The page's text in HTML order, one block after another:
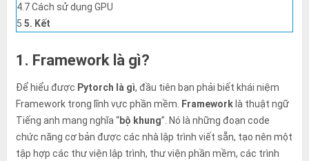
4.7Cách sử dụng GPU
5 5. Kết
1. Framework là gì?
Để hiểu được Pytorch là gì, đầu tiên bạn phải biết khái niệm
Framework trong lĩnh vực phần mềm.
Frameworklà thuật ngữ
Tiếng anh mang nghĩa “bộ khung”. Nó là những đoạn code
chức năng cơ bản được các nhà lập trình viết sẵn, tạo nên một
tập hợp các thư viện lập trình, thư viện phần mềm, các trình
「Chính sách bảo mật」
đó.